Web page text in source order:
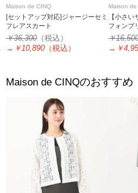
Maison de CINQ
[セットアップ対応]ジャージーセミ
フレアスカート
￥36,300 （税込）
→ ￥10,890 （税込）
Maison de
【小さ
フォンプ
が選べる
￥
→ ￥
Maison de CINQのおすすめ